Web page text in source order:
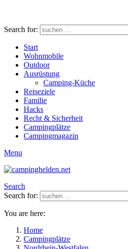
Search for:
Start
Wohnmobile
Outdoor
Ausrüstung
Camping-Küche
Reiseziele
Familie
Hacks
Recht & Sicherheit
Campingplätze
Campingmagazin
Menu
Search
Search for:
You are here:
Home
Campingplätze